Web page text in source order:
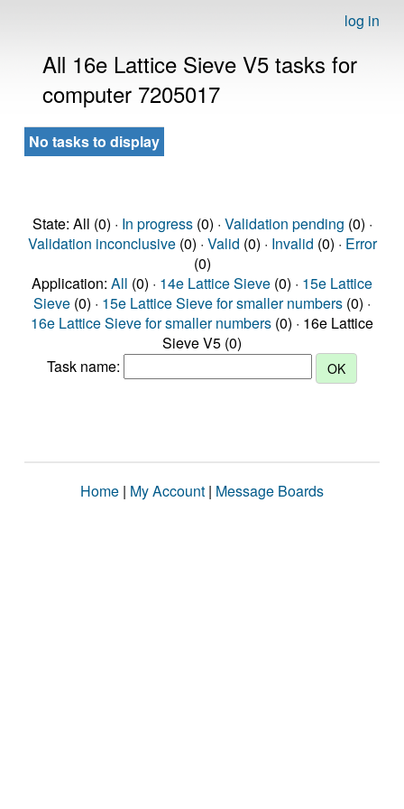
log in
All 16e Lattice Sieve V5 tasks for
computer 7205017
No tasks to display
State: All (0) · In progress(0) · Validation pending (0) ·
Validation inconclusive(0) · Valid (0) · Invalid (0) · Error
(0)
Application: All (0) · 14e Lattice Sieve (0) · 15e Lattice
Sieve (0) · 15e Lattice Sieve for smaller numbers (0) ·
16e Lattice Sieve for smaller numbers (0) · 16e Lattice
Sieve V5 (0)
Task name:
Home | My Account | Message Boards